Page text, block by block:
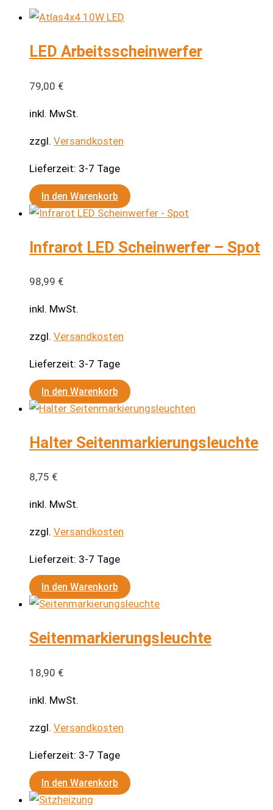
LED Arbeitsscheinwerfer
79,00 €
inkl. MwSt.
zzgl. Versandkosten
Lieferzeit: 3-7 Tage
In den Warenkorb
Infrarot LED Scheinwerfer – Spot
98,99 €
inkl. MwSt.
zzgl. Versandkosten
Lieferzeit: 3-7 Tage
In den Warenkorb
Halter Seitenmarkierungsleuchte
8,75 €
inkl. MwSt.
zzgl. Versandkosten
Lieferzeit: 3-7 Tage
In den Warenkorb
Seitenmarkierungsleuchte
18,90 €
inkl. MwSt.
zzgl. Versandkosten
Lieferzeit: 3-7 Tage
In den Warenkorb